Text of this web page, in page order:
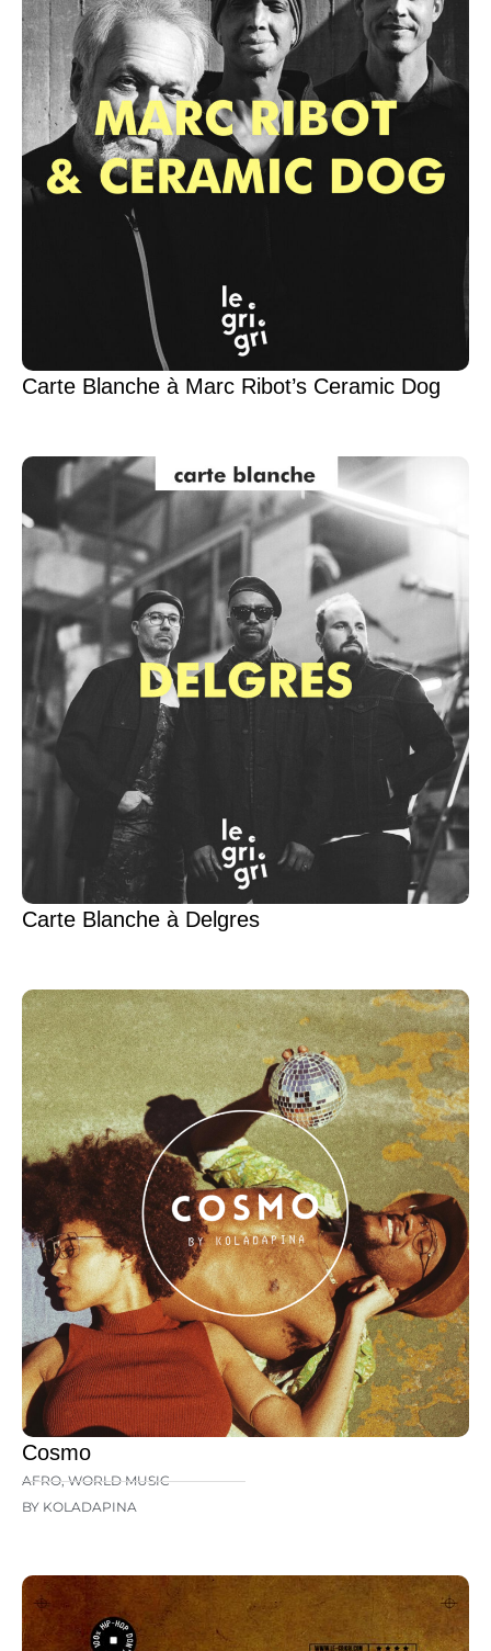
Carte Blanche à Marc Ribot’s Ceramic Dog
Carte Blanche à Delgres
Cosmo
AFRO,WORLD MUSIC
BY KOLADAPINA